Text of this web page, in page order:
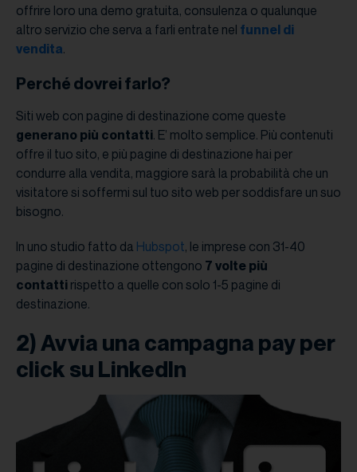
offrire loro una demo gratuita, consulenza o qualunque
altro servizio che serva a farli entrate nel funnel di
vendita.
Perché dovrei farlo?
Siti web con pagine di destinazione come queste
generano più contatti. E’ molto semplice. Più contenuti
offre il tuo sito, e più pagine di destinazione hai per
condurre alla vendita, maggiore sarà la probabilità che un
visitatore si soffermi sul tuo sito web per soddisfare un suo
bisogno.
In uno studio fatto da Hubspot, le imprese con 31-40
pagine di destinazione ottengono 7 volte più
contatti rispetto a quelle con solo 1-5 pagine di
destinazione.
2) Avvia una campagna pay per
click su LinkedIn